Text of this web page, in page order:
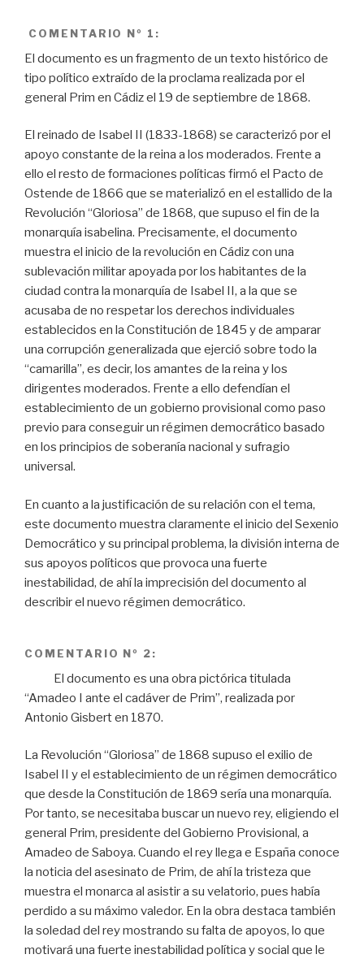
COMENTARIO Nº 1:
El documento es un fragmento de un texto histórico de
tipo político extraído de la proclama realizada por el
general Prim en Cádiz el 19 de septiembre de 1868.
El reinado de Isabel II (1833-1868) se caracterizó por el
apoyo constante de la reina a los moderados. Frente a
ello el resto de formaciones políticas firmó el Pacto de
Ostende de 1866 que se materializó en el estallido de la
Revolución “Gloriosa” de 1868, que supuso el fin de la
monarquía isabelina. Precisamente, el documento
muestra el inicio de la revolución en Cádiz con una
sublevación militar apoyada por los habitantes de la
ciudad contra la monarquía de Isabel II, a la que se
acusaba de no respetar los derechos individuales
establecidos en la Constitución de 1845 y de amparar
una corrupción generalizada que ejerció sobre todo la
“camarilla”, es decir, los amantes de la reina y los
dirigentes moderados. Frente a ello defendían el
establecimiento de un gobierno provisional como paso
previo para conseguir un régimen democrático basado
en los principios de soberanía nacional y sufragio
universal.
En cuanto a la justificación de su relación con el tema,
este documento muestra claramente el inicio del Sexenio
Democrático y su principal problema, la división interna de
sus apoyos políticos que provoca una fuerte
inestabilidad, de ahí la imprecisión del documento al
describir el nuevo régimen democrático.
COMENTARIO Nº 2:
El documento es una obra pictórica titulada
“Amadeo I ante el cadáver de Prim”, realizada por
Antonio Gisbert en 1870.
La Revolución “Gloriosa” de 1868 supuso el exilio de
Isabel II y el establecimiento de un régimen democrático
que desde la Constitución de 1869 sería una monarquía.
Por tanto, se necesitaba buscar un nuevo rey, eligiendo el
general Prim, presidente del Gobierno Provisional, a
Amadeo de Saboya. Cuando el rey llega e España conoce
la noticia del asesinato de Prim, de ahí la tristeza que
muestra el monarca al asistir a su velatorio, pues había
perdido a su máximo valedor. En la obra destaca también
la soledad del rey mostrando su falta de apoyos, lo que
motivará una fuerte inestabilidad política y social que le